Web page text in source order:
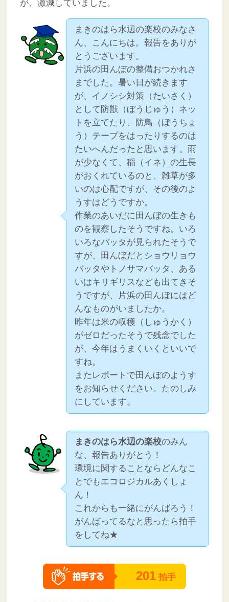
が、激減していました。
まきのはら水辺の楽校のみなさ
ん、こんにちは。報告をありが
とうございます。
片浜の田んぼの整備おつかれさ
までした。暑い日が続きます
が、イノシシ対策（たいさく）
として防獣（ぼうじゅう）ネッ
トを立てたり、防鳥（ぼうちょ
う）テープをはったりするのは
たいへんだったと思います。雨
が少なくて、稲（イネ）の生長
がおくれているのと、雑草が多
いのは心配ですが、その後のよ
うすはどうですか。
作業のあいだに田んぼの生きも
のを観察したそうですね。いろ
いろなバッタが見られたそうで
すが、田んぼだとショウリョウ
バッタやトノサマバッタ、ある
いはキリギリスなども出てきそ
うですが、片浜の田んぼにはど
んなものがいましたか。
昨年は米の収穫（しゅうかく）
がゼロだったそうで残念でした
が、今年はうまくいくといいで
すね。
またレポートで田んぼのようす
をお知らせください。たのしみ
にしています。
まきのはら水辺の楽校のみん
な、報告ありがとう！
環境に関することならどんなこ
とでもエコロジカルあくしょ
ん！
これからも一緒にがんばろう！
がんばってるなと思ったら拍手
をしてね★
201 拍手